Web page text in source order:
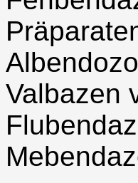
Valbazen